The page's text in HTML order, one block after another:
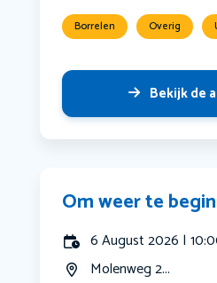
Borrelen Overig
Bekijk de
Om weer te
6 August 2026 |
Molenweg 2...